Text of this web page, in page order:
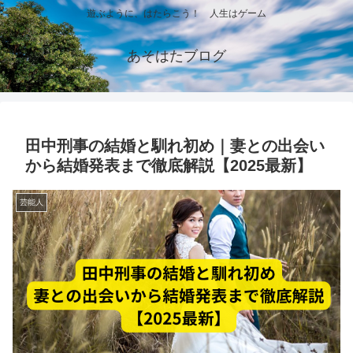
遊ぶように、はたらこう！ 人生はゲーム
あそはたブログ
田中刑事の結婚と馴れ初め｜妻との出会い
から結婚発表まで徹底解説【2025最新】
芸能人